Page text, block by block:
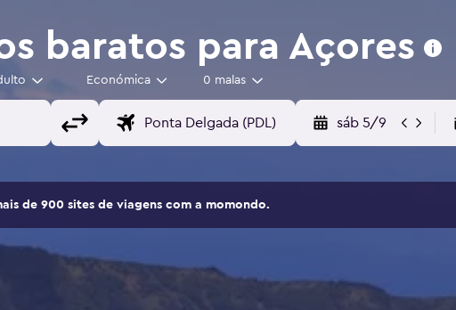
baratos para Açores
Económica 0 malas
sáb 5/9
de 900 sites de viagens com a momondo.